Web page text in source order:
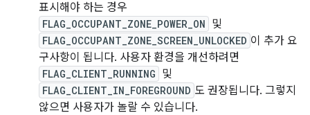
표시해야 하는 경우
FLAG_OCCUPANT_ZONE_POWER_ON 및
FLAG_OCCUPANT_ZONE_SCREEN_UNLOCKED 이 추가 요
구사항이 됩니다. 사용자 환경을 개선하려면
FLAG_CLIENT_RUNNING 및
FLAG_CLIENT_IN_FOREGROUND 도 권장됩니다. 그렇지
않으면 사용자가 놀랄 수 있습니다.